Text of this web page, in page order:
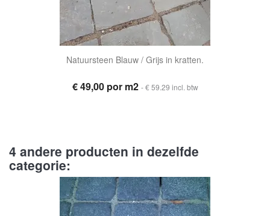
Natuursteen Blauw / Grijs in kratten.
€ 49,00 por m2 - € 59.29 incl. btw
4 andere producten in dezelfde
categorie: